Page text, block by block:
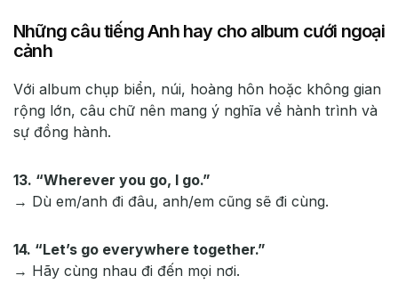
Những câu tiếng Anh hay cho album cưới ngoại
cảnh
Với album chụp biển, núi, hoàng hôn hoặc không gian
rộng lớn, câu chữ nên mang ý nghĩa về hành trình và
sự đồng hành.
13. “Wherever you go, I go.”
→ Dù em/anh đi đâu, anh/em cũng sẽ đi cùng.
14. “Let’s go everywhere together.”
→ Hãy cùng nhau đi đến mọi nơi.